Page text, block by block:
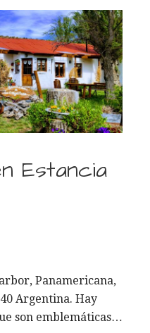
Estancia
Panamericana,
Argentina. Hay
son emblemáticas…